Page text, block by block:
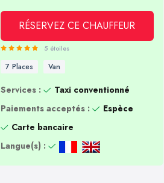
RÉSERVEZ CE CHAUFFEUR
5 étoiles
7 Places Van
Services :
Taxi conventionné
Paiements acceptés :
Espèce
Carte bancaire
Langue(s) :